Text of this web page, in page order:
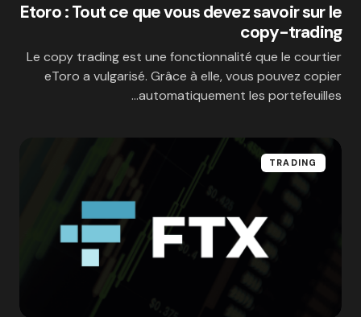
Etoro : Tout ce que vous devez savoir sur le
copy-trading
Le copy trading est une fonctionnalité que le courtier
eToro a vulgarisé. Grâce à elle, vous pouvez copier
automatiquement les portefeuilles…
TRADING